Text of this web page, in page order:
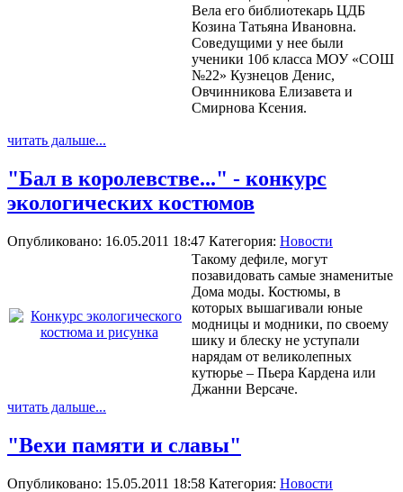
Вела его библиотекарь ЦДБ
Козина Татьяна Ивановна.
Соведущими у нее были
ученики 10б класса МОУ «СОШ
№22» Кузнецов Денис,
Овчинникова Елизавета и
Смирнова Ксения.
читать дальше...
"Бал в королевстве..." - конкурс
экологических костюмов
Опубликовано: 16.05.2011 18:47 Категория: Новости
Такому дефиле, могут
позавидовать самые знаменитые
Дома моды. Костюмы, в
которых вышагивали юные
модницы и модники, по своему
шику и блеску не уступали
нарядам от великолепных
кутюрье – Пьера Кардена или
Джанни Версаче.
читать дальше...
"Вехи памяти и славы"
Опубликовано: 15.05.2011 18:58 Категория: Новости